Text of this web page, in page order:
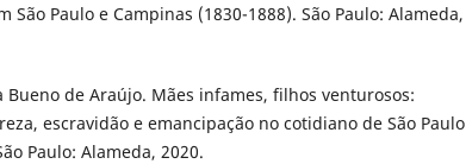
São Paulo e Campinas (1830-1888). São Paulo: Alameda,
Bueno de Araújo. Mães infames, filhos venturosos:
escravidão e emancipação no cotidiano de São Paulo
Paulo: Alameda, 2020.